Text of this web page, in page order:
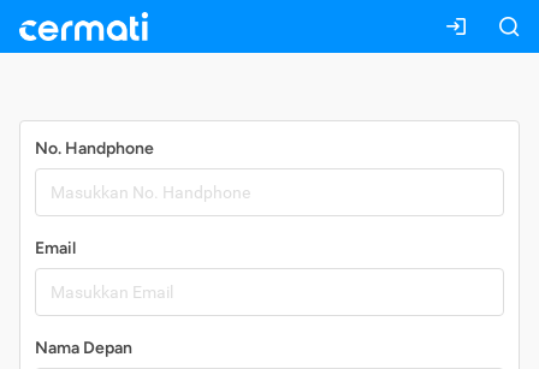
No. Handphone
Email
Nama Depan